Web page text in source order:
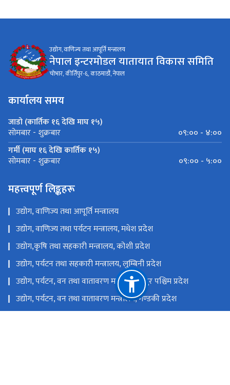
उद्योग, वाणिज्य तथा आपूर्ति मन्त्रालय
नेपाल इन्टरमोडल यातायात विकास समिति
चोभार, कीर्तिपुर-६, काठमाडौं, नेपाल
कार्यालय समय
जाडो (कार्तिक १६ देखि माघ १५)
सोमबार - शुक्रबार
०९:०० - ४:००
गर्मी (माघ १६ देखि कार्तिक १५)
सोमबार - शुक्रबार ०९:०० - ५:००
महत्त्वपूर्ण लिङ्कहरू
उद्योग, वाणिज्य तथा आपूर्ति मन्त्रालय
उद्योग, वाणिज्य तथा पर्यटन मन्त्रालय, मधेश प्रदेश
उद्योग,कृषि तथा सहकारी मन्त्रालय, कोशी प्रदेश
उद्योग, पर्यटन तथा सहकारी मन्त्रालय, लुम्बिनी प्रदेश
उद्योग, पर्यटन, वन तथा वातावरण मन्त्रालय, सुदुर पश्चिम प्रदेश
उद्योग, पर्यटन, वन तथा वातावरण मन्त्रालय, गण्डकी प्रदेश